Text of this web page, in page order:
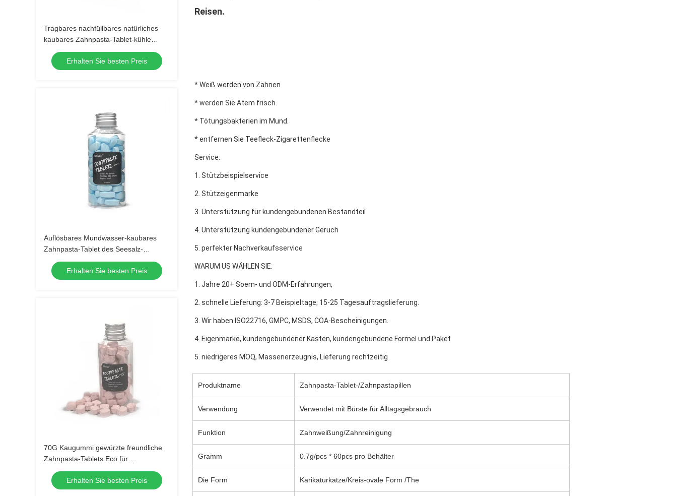
Tragbares nachfüllbares natürliches
kaubares Zahnpasta-Tablet-kühle
Minze für Reise
Erhalten Sie besten Preis
Auflösbares Mundwasser-kaubares
Zahnpasta-Tablet des Seesalz-
strengen Vegetariers für das Zahn-
SäubernErhalten Sie besten Preis
70G Kaugummi gewürzte freundliche
Zahnpasta-Tablets Eco für
empfindliche Zähne
Erhalten Sie besten Preis
Reisen.
* Weiß werden von Zähnen
* werden Sie Atem frisch.
* Tötungsbakterien im Mund.
* entfernen Sie Teefleck-Zigarettenflecke
Service:
1. Stützbeispielservice
2. Stützeigenmarke
3. Unterstützung für kundengebundenen Bestandteil
4. Unterstützung kundengebundener Geruch
5. perfekter Nachverkaufsservice
WARUM US WÄHLEN SIE:
1. Jahre 20+ Soem- und ODM-Erfahrungen,
2. schnelle Lieferung: 3-7 Beispieltage; 15-25 Tagesauftragslieferung.
3. Wir haben ISO22716, GMPC, MSDS, COA-Bescheinigungen.
4. Eigenmarke, kundengebundener Kasten, kundengebundene Formel und Paket
5. niedrigeres MOQ, Massenerzeugnis, Lieferung rechtzeitig
Produktname Zahnpasta-Tablet-/Zahnpastapillen
Verwendung Verwendet mit Bürste für Alltagsgebrauch
Funktion Zahnweißung/Zahnreinigung
Gramm 0.7g/pcs * 60pcs pro Behälter
Die Form Karikaturkatze/Kreis-ovale Form /The